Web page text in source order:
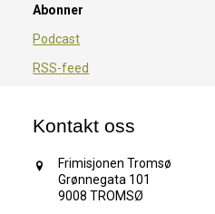
Abonner
Podcast
RSS-feed
Kontakt oss
Frimisjonen Tromsø
Grønnegata 101
9008 TROMSØ